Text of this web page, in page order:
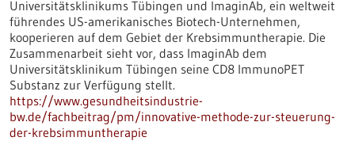
Universitätsklinikums Tübingen und ImaginAb, ein weltweit
führendes US-amerikanisches Biotech-Unternehmen,
kooperieren auf dem Gebiet der Krebsimmuntherapie. Die
Zusammenarbeit sieht vor, dass ImaginAb dem
Universitätsklinikum Tübingen seine CD8 ImmunoPET
Substanz zur Verfügung stellt.
https://www.gesundheitsindustrie-
bw.de/fachbeitrag/pm/innovative-methode-zur-steuerung-
der-krebsimmuntherapie